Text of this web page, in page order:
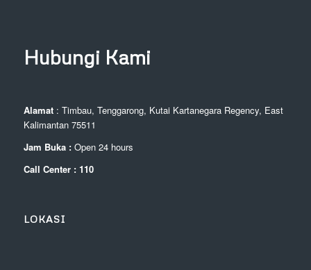
Hubungi Kami
Alamat: Timbau, Tenggarong, Kutai Kartanegara Regency, East
Kalimantan 75511
Jam Buka : Open 24 hours
Call Center : 110
LOKASI